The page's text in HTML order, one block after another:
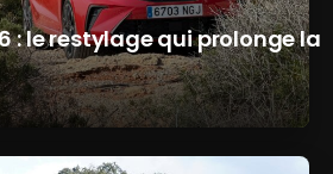
: le restylage qui prolonge la